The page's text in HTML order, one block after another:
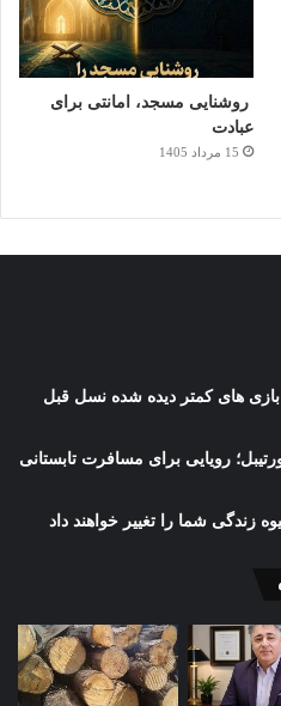
روشنایی مسجد، امانتی برای
عبادت
15 مرداد 1405